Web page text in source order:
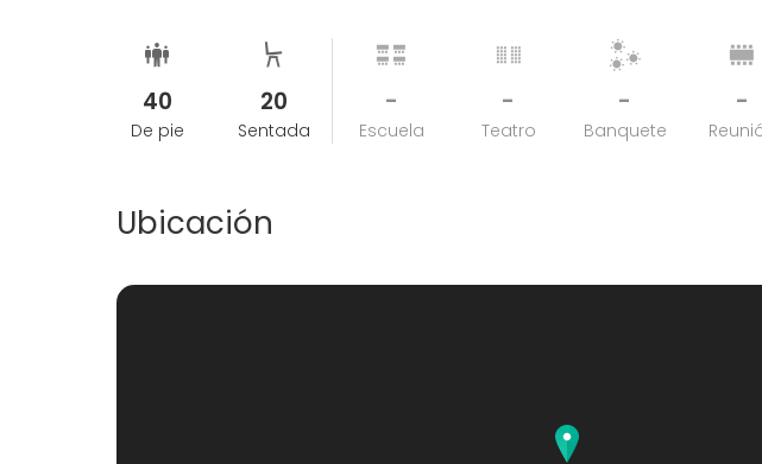
40
De pie
20
Sentada
-
Escuela
-
Teatro
-
Banquete
-
Ubicación